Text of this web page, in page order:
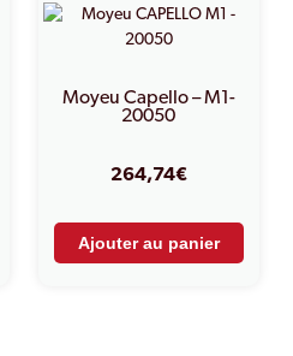
Moyeu Capello – M1-
20050
264,74€
Ajouter au panier